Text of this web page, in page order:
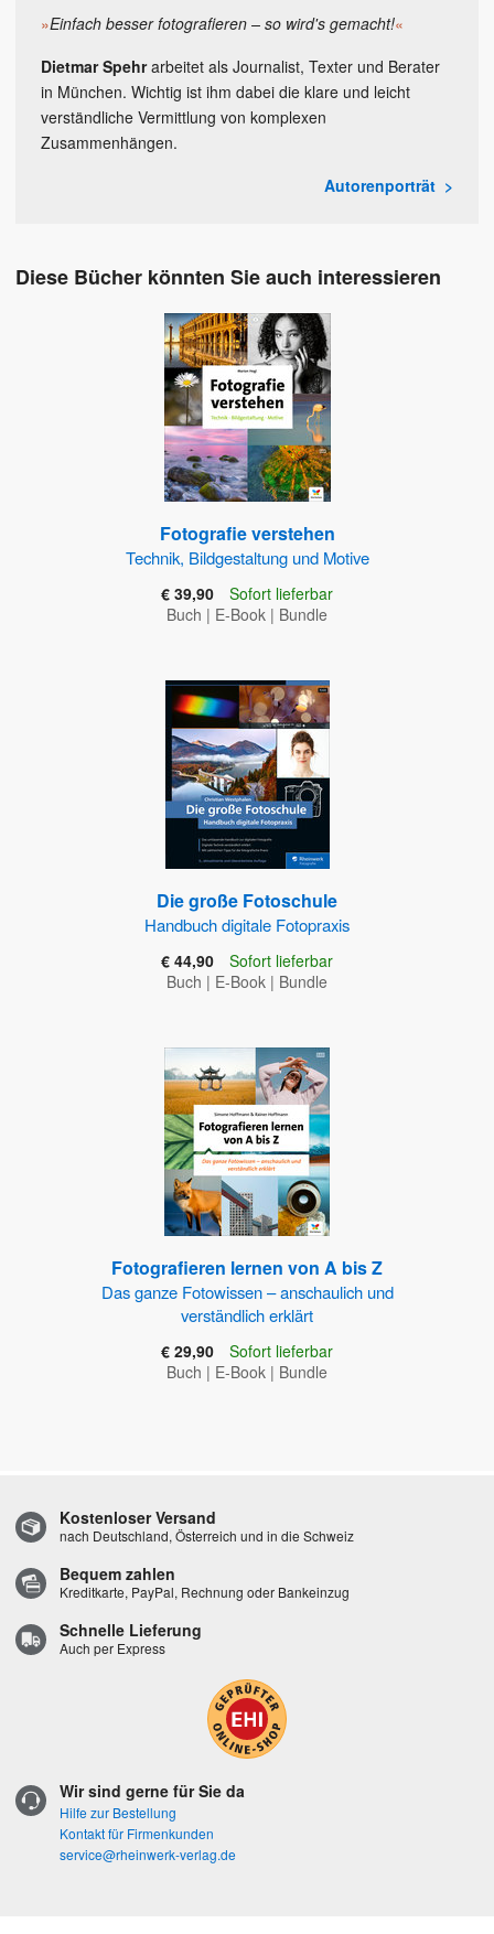
»Einfach besser fotografieren – so wird's gemacht!«
Dietmar Spehrarbeitet als Journalist, Texter und Berater
in München. Wichtig ist ihm dabei die klare und leicht
verständliche Vermittlung von komplexen
Zusammenhängen.
Autorenporträt
Diese Bücher könnten Sie auch interessieren
Fotografie verstehen
Technik, Bildgestaltung und Motive
€ 39,90
Sofort lieferbar
Buch | E-Book | Bundle
Die große Fotoschule
Handbuch digitale Fotopraxis
€ 44,90
Sofort lieferbar
Buch | E-Book | Bundle
Fotografieren lernen von A bis Z
Das ganze Fotowissen – anschaulich und
verständlich erklärt
€ 29,90
Sofort lieferbar
Buch | E-Book | Bundle
Kostenloser Versand
nach Deutschland, Österreich und in die Schweiz
Bequem zahlen
Kreditkarte, PayPal, Rechnung oder Bankeinzug
Schnelle Lieferung
Auch per Express
Wir sind gerne für Sie da
Hilfe zur Bestellung
Kontakt für Firmenkunden
service@rheinwerk-verlag.de